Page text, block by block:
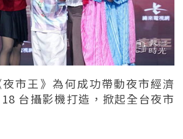
市王》為何成功帶動夜市經濟
台攝影機打造，掀起全台夜市